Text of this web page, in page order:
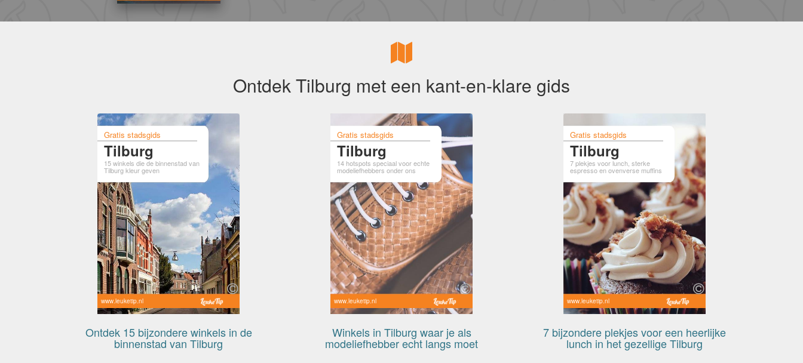
Ontdek Tilburg met een kant-en-klare gids
Gratis stadsgids
Tilburg
15 winkels die de binnenstad van
Tilburg kleur geven
www.leuketip.nl
Ontdek 15 bijzondere winkels in de
binnenstad van Tilburg
Gratis stadsgids
Tilburg
14 hotspots speciaal voor echte
modeliefhebbers onder ons
www.leuketip.nl
Winkels in Tilburg waar je als
modeliefhebber echt langs moet
Gratis stadsgids
Tilburg
7 plekjes voor lunch, sterke
espresso en ovenverse muffins
www.leuketip.nl
7 bijzondere plekjes voor een heerlijke
lunch in het gezellige Tilburg